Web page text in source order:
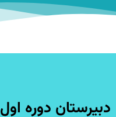
دبیرستان دوره اول